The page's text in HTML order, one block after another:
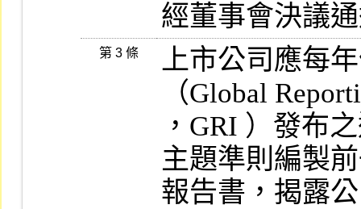
經董事會決議
第 3 條
上市公司應每
（Global
，GRI ）發布
主題準則編製
報告書，揭露